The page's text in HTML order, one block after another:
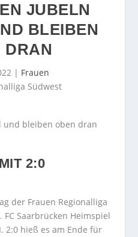
JUBELN
BLEIBEN
DRAN
| Frauen
Südwest
2:0
der Frauen Regionalliga
Saarbrücken Heimspiel
2:0 hieß es am Ende für